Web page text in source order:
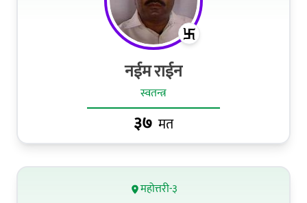
नईम राईन
स्वतन्त्र
३७ मत
महोत्तरी-३